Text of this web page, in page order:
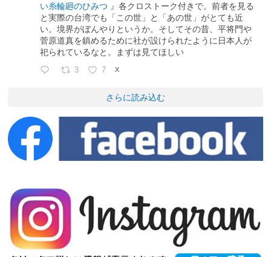
い糸輪廻のひみつ 』各クロストーク付きで。前者を見る
と実際の台湾でも「この世」と「あの世」がとても近
い。境界がぼんやりというか。そしてその昔、平将門や
菅原道真を鎮めるために社が設けられたように日本人が
祀られているなと。まずは見てほしい
3 7 X
さらに読み込む